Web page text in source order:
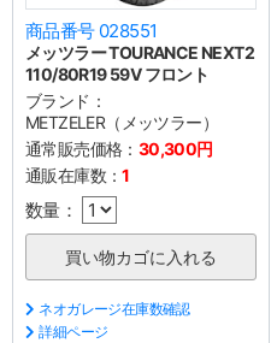
商品番号 028551
メッツラー TOURANCE NEXT2
110/80R19 59V フロント
ブランド：
METZELER（メッツラー）
通常販売価格： 30,300円
通販在庫数：1
数量：
ネオガレージ在庫数確認
詳細ページ